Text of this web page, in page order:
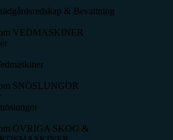
& Bevattning
VEDMASKINER
SNÖSLUNGOR
ÖVRIGA SKOG &